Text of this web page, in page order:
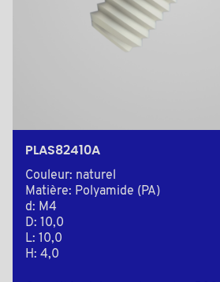
PLAS82410A
Couleur: naturel
Matière: Polyamide (PA)
d: M4
D: 10,0
L: 10,0
H: 4,0